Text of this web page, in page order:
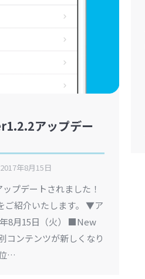
アップデー
2017年8月15日
プデートされました！
ご紹介いたします。 ▼ア
8月15日（火） ■New
コンテンツが新しくなり
…